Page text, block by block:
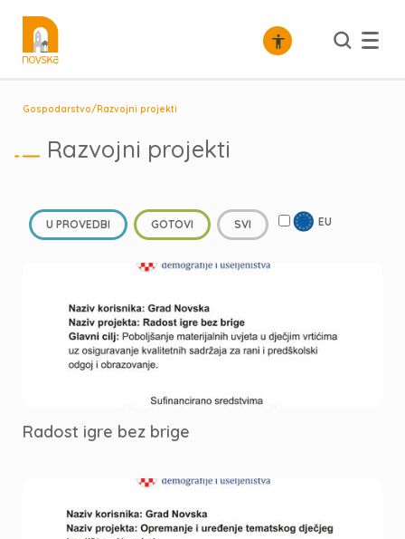
Gospodarstvo/Razvojni projekti
Razvojni projekti
U PROVEDBI GOTOVI SVI EU
Radost igre bez brige